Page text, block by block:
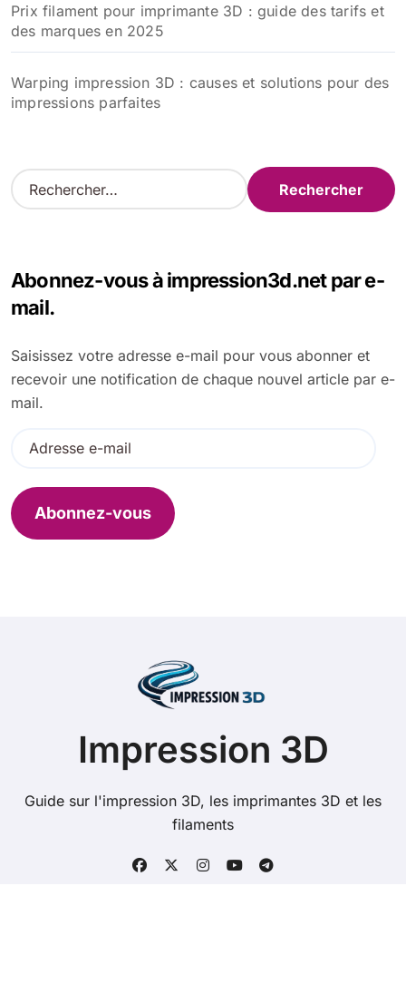
Prix filament pour imprimante 3D : guide des tarifs et
des marques en 2025
Warping impression 3D : causes et solutions pour des
impressions parfaites
R
e
r
h
r
:
Abonnez-vous à impression3d.net par e-
mail.
Saisissez votre adresse e-mail pour vous abonner et
recevoir une notification de chaque nouvel article par e-
mail.
e
s
Abonnez-vous
Impression 3D
Guide sur l'impression 3D, les imprimantes 3D et les
filaments